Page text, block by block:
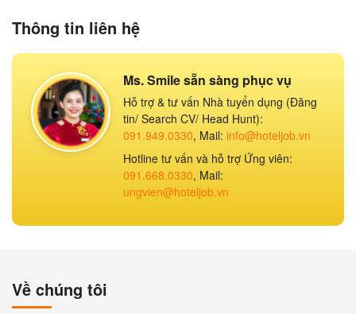
Thông tin liên hệ
Ms. Smile sẵn sàng phục vụ
Hỗ trợ & tư vấn Nhà tuyển dụng (Đăng
tin/ Search CV/ Head Hunt):
091.949.0330, Mail: info@hoteljob.vn
Hotline tư vấn và hỗ trợ Ứng viên:
091.668.0330, Mail:
ungvien@hoteljob.vn
Về chúng tôi